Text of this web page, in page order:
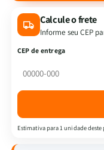
Kit
Palavra
Eterna
ARC
Kit
Palavra
Eterna
Calcule o frete
Informe seu CEP
CEP de entrega
Estimativa para 1 unidade